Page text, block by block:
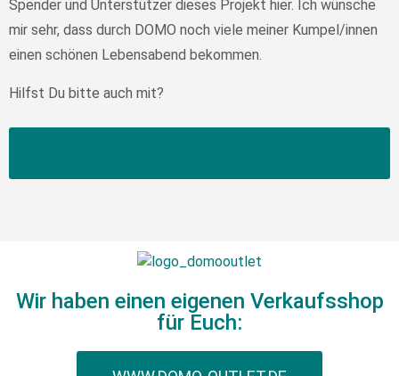
Spender und Unterstützer dieses Projekt hier. Ich wünsche
mir sehr, dass durch DOMO noch viele meiner Kumpel/innen
einen schönen Lebensabend bekommen.
Hilfst Du bitte auch mit?
Wir haben einen eigenen Verkaufsshop
für Euch: